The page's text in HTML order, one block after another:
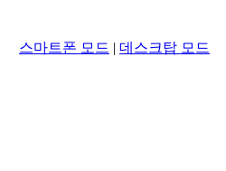
스마트폰 모드 | 데스크탑 모드